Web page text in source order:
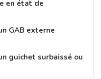
en état de
GAB externe
guichet surbaissé ou